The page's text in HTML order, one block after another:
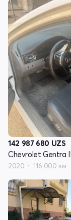
142 987 680 UZS
2020 116 000 км